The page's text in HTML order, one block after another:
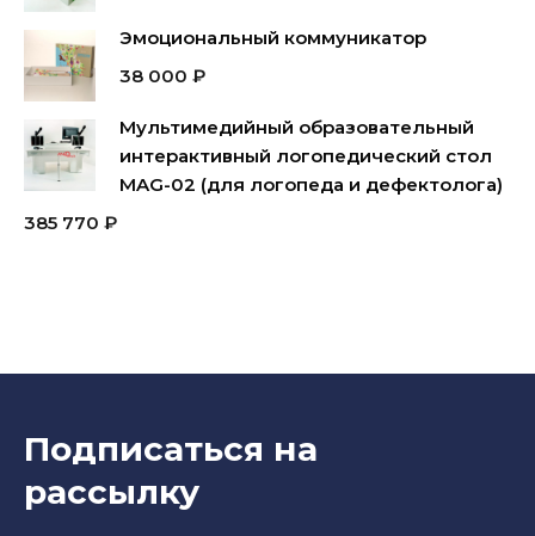
Эмоциональный коммуникатор
38 000 ₽
Мультимедийный образовательный
интерактивный логопедический стол
MAG-02 (для логопеда и дефектолога)
385 770 ₽
Подписаться на
рассылку